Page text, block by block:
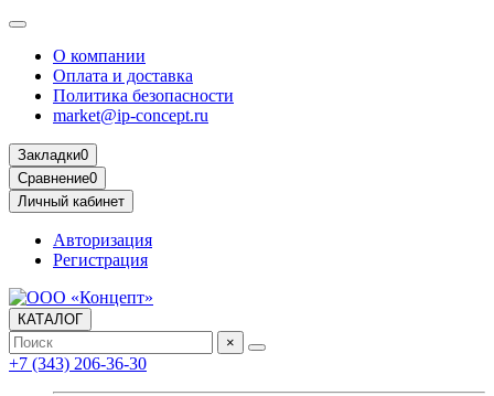
О компании
Оплата и доставка
Политика безопасности
market@ip-concept.ru
Закладки0
Сравнение0
Личный кабинет
Авторизация
Регистрация
КАТАЛОГ
×
+7 (343) 206-36-30